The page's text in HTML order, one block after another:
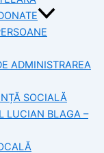
ADMINISTRAREA
SOCIALĂ
LUCIAN BLAGA –